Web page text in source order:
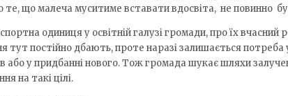
те, що малеча муситиме вставати вдосвіта, не повинно
одиниця у освітній галузі громади, про їх вчасний
тут постійно дбають, проте наразі залишається потреба
або у придбанні нового. Тож громада шукає шляхи
на такі цілі.